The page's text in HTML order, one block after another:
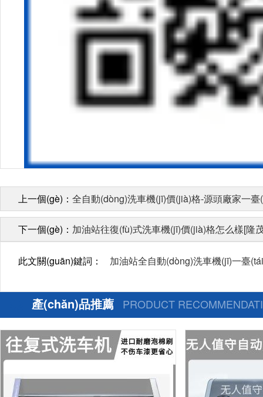
上一個(gè)： 全自動(dòng)洗車機(jī)價(jià)格-源頭廠家一
下一個(gè)： 加油站往復(fù)式洗車機(jī)價(jià)格怎么樣[隆
此文關(guān)鍵詞： 加油站全自動(dòng)洗車機(jī)一臺
產(chǎn)品推薦 PRODUCT